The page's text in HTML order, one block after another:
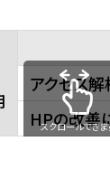
アクセス
HPの改善
スクロールできま